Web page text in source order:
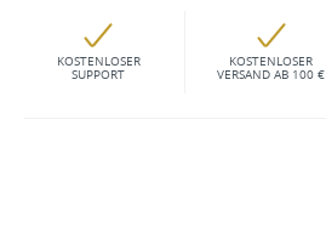
KOSTENLOSER
SUPPORT
KOSTENLOSER
VERSAND AB 100 €